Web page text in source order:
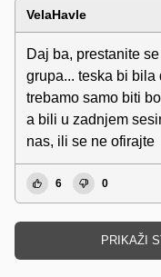
VelaHavle
Daj ba, prestanite
grupa... teska bi
trebamo samo biti
a bili u zadnjem
nas, ili se ne ofirajte
6 0
PRIKAŽI